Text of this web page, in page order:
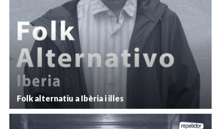
Folk alternatiu a Ibèria i illes